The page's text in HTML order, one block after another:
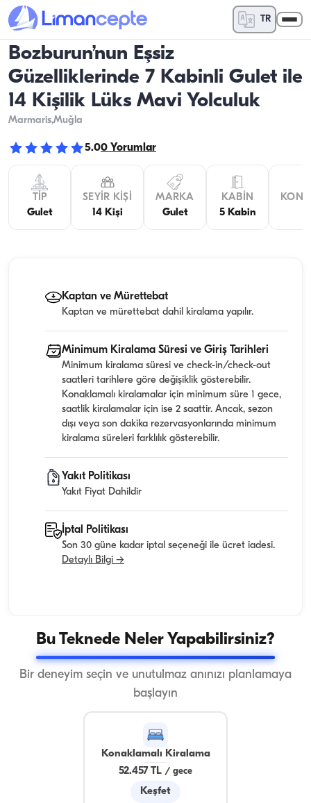
TR
Bozburun’nun Eşsiz
Güzelliklerinde 7 Kabinli Gulet ile
14 Kişilik Lüks Mavi Yolculuk
Marmaris,Muğla
5.00 Yorumlar
TIP
Gulet
SEYIR KIŞI
14 Kişi
MARKA
Gulet
KABIN
5 Kabin
Kaptan ve Mürettebat
Kaptan ve mürettebat dahil kiralama yapılır.
Minimum Kiralama Süresi ve Giriş Tarihleri
Minimum kiralama süresi ve check-in/check-out
saatleri tarihlere göre değişiklik gösterebilir.
Konaklamalı kiralamalar için minimum süre 1 gece,
saatlik kiralamalar için ise 2 saattir. Ancak, sezon
dışı veya son dakika rezervasyonlarında minimum
kiralama süreleri farklılık gösterebilir.
Yakıt Politikası
Yakıt Fiyat Dahildir
İptal Politikası
Son 30 güne kadar iptal seçeneği ile ücret iadesi.
Detaylı Bilgi →
Bu Teknede Neler Yapabilirsiniz?
Bir deneyim seçin ve unutulmaz anınızı planlamaya
başlayın
Konaklamalı Kiralama
52.457 TL / gece
Keşfet